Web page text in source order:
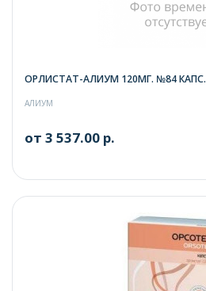
ОРЛИСТАТ-АЛИУМ 120МГ. №84 КАПС.
АЛИУМ
от 3 537.00 р.